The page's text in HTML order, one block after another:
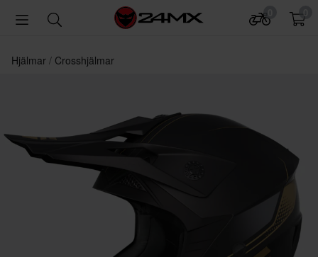
Hjälmar Crosshjälmar